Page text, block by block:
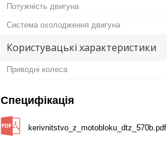
Потужність двигуна
Система охолодження двигуна
Користувацькі характеристики
Приводні колеса
Специфікація
kerivnitstvo_z_motobloku_dtz_570b.pdf